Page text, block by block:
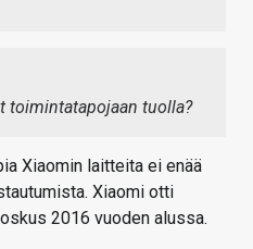
toimintatapojaan tuolla?
Xiaomin laitteita ei enää
Xiaomi otti
2016 vuoden alussa.